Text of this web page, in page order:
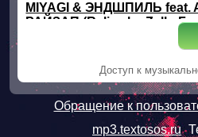
MIYAGI & ЭНДШПИЛЬ feat.
РАЙЗАП (Relice by Zello
Доступ к
Обращение к
mp3.textosos.ru